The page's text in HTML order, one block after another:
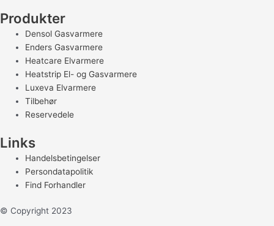
Produkter
Densol Gasvarmere
Enders Gasvarmere
Heatcare Elvarmere
Heatstrip El- og Gasvarmere
Luxeva Elvarmere
Tilbehør
Reservedele
Links
Handelsbetingelser
Persondatapolitik
Find Forhandler
© Copyright 2023